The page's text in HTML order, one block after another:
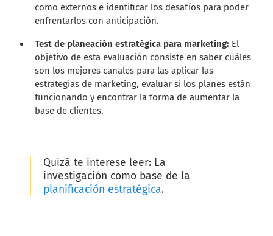
como externos e identificar los desafíos para poder
enfrentarlos con anticipación.
Test de planeación estratégica para marketing: El
objetivo de esta evaluación consiste en saber cuáles
son los mejores canales para las aplicar las
estrategias de marketing, evaluar si los planes están
funcionando y encontrar la forma de aumentar la
base de clientes.
Quizá te interese leer: La
investigación como base de la
planificación estratégica.